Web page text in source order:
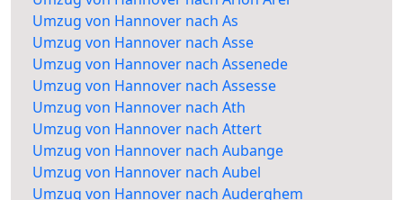
Umzug von Hannover nach As
Umzug von Hannover nach Asse
Umzug von Hannover nach Assenede
Umzug von Hannover nach Assesse
Umzug von Hannover nach Ath
Umzug von Hannover nach Attert
Umzug von Hannover nach Aubange
Umzug von Hannover nach Aubel
Umzug von Hannover nach Auderghem